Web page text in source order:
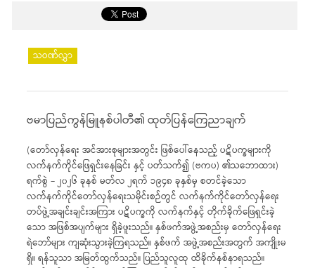
သဝဏ်လွှာ
ဗမာပြည်ကွန်မြူနစ်ပါတီ၏ ထုတ်ပြန်ကြေညာချက်
(တော်လှန်ရေး အင်အားစုများအတွင်း ဖြစ်ပေါ်နေသည့် ပဋိပက္ခများကို
လက်နက်ကိုင်ဖြေရှင်းနေခြင်း နှင့် ပတ်သက်၍ (ဗကပ) ၏သဘောထား)
ရက်စွဲ – ၂၀၂၆ ခုနစ် မတ်လ ၂ရက် ၁၉၄၈ ခုနှစ်မှ စတင်ခဲ့သော
လက်နက်ကိုင်တော်လှန်ရေးသမိုင်းစဉ်တွင် လက်နက်ကိုင်တော်လှန်ရေး
တပ်ဖွဲ့အချင်းချင်းအကြား ပဋိပက္ခကို လက်နက်နှင့် တိုက်ခိုက်ဖြေရှင်းခဲ့
သော အဖြစ်အပျက်များ ရှိခဲ့ဖူးသည်။ နှစ်ဖက်အဖွဲ့အစည်းမှ တော်လှန်ရေး
ရဲဘော်များ ကျဆုံးသွားခဲ့ကြရသည်။ နှစ်ဖက် အဖွဲ့အစည်းအတွက် အကျိုးမ
ရှိ။ ရန်သူသာ အမြတ်ထွက်သည်။ ပြည်သူလူထု ထိခိုက်နစ်နာရသည်။